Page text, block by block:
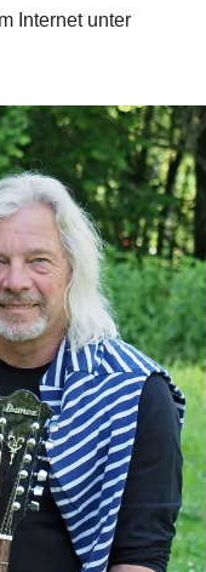
Internet unter